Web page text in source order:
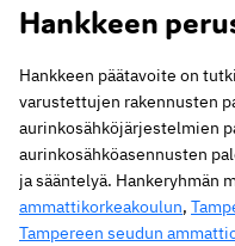
Hankkeen
Hankkeen päätavoite on
varustettujen rakennusten
aurinkosähköjärjestelmien
aurinkosähköasennusten
ja sääntelyä. Hankeryhmän
ammattikorkeakoulun,
Tampereen seudun